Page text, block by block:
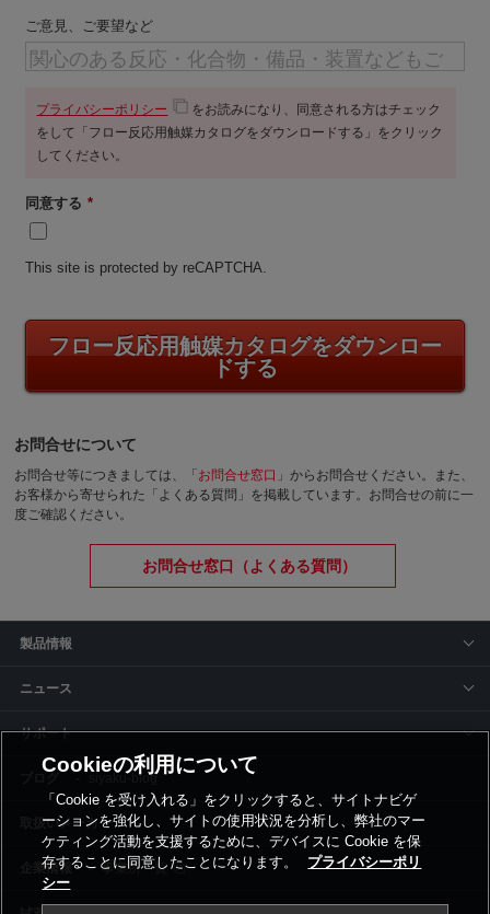
ご意見、ご要望など
プライバシーポリシー
をお読みになり、同意される方はチェック
をして「フロー反応用触媒カタログをダウンロードする」をクリック
してください。
*
同意する
This site is protected by reCAPTCHA.
フロー反応用触媒カタログをダウンロー
ドする
お問合せについて
お問合せ等につきましては、「お問合せ窓口 」からお問合せください。
また、
お客様から寄せられた「よくある質問」を掲載しています。お問合せの前に一
度ご確認ください。
お問合せ窓口（よくある質問）
製品情報
ニュース
サポート
siyaku-blog
取扱いメーカー
事業所一覧
Cookieの利用について
「Cookie を受け入れる」をクリックすると、サイトナビゲ
ーションを強化し、サイトの使用状況を分析し、弊社のマー
ケティング活動を支援するために、デバイスに Cookie を保
存することに同意したことになります。
プライバシーポリ
シー